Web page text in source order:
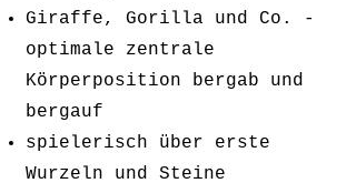
Giraffe, Gorilla und Co. -
optimale zentrale
Körperposition bergab und
bergauf
spielerisch über erste
Wurzeln und Steine